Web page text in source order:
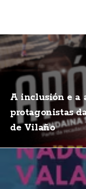
A inclusión e a
protagonistas
de Vilaño